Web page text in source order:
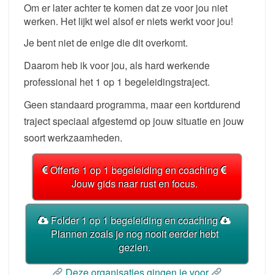
Om er later achter te komen dat ze voor jou niet
werken. Het lijkt wel alsof er niets werkt voor jou!
Je bent niet de enige die dit overkomt.
Daarom heb ik voor jou, als hard werkende
professional het 1 op 1 begeleidingstraject.
Geen standaard programma, maar een kortdurend
traject speciaal afgestemd op jouw situatie en jouw
soort werkzaamheden.
Offerte 1 op 1 begeleiding en coaching
Jouw gids naar rust en focus.
Folder 1 op 1 begeleiding en coaching
Plannen zoals je nog nooit eerder hebt
gezien.